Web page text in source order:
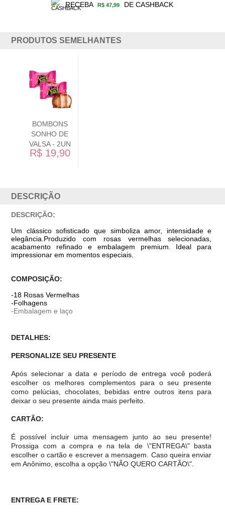
RECEBA R$ 47,99 DE CASHBACK
PRODUTOS SEMELHANTES
DESCRIÇÃO
DESCRIÇÃO:
Um clássico sofisticado que simboliza amor, intensidade e
elegância.Produzido com rosas vermelhas selecionadas,
acabamento refinado e embalagem premium. Ideal para
impressionar em momentos especiais.
COMPOSIÇÃO:
-18 Rosas Vermelhas
-Folhagens
-Embalagem e laço
DETALHES:
PERSONALIZE SEU PRESENTE
Após selecionar a data e período de entrega você poder
escolher os melhores complementos para o seu presente
como pelúcias, chocolates, bebidas entre outros itens para
deixar o seu presente ainda mais perfeito.
CARTÃO:
É possível incluir uma mensagem junto ao seu presente!
Prossiga com a compra e na tela de \"ENTREGA\" basta
escolher o cartão e escrever a mensagem. Caso queira enviar
em Anônimo, escolha a opção \"NÃO QUERO CARTÃO\".
ENTREGA E FRETE: